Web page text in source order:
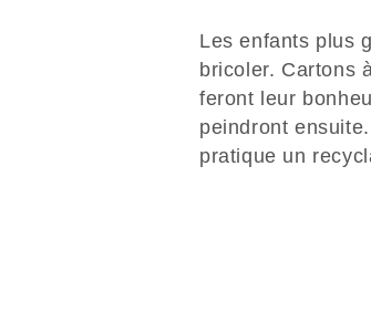
Les enfants plus
bricoler. Cartons
feront leur
peindront
pratique un